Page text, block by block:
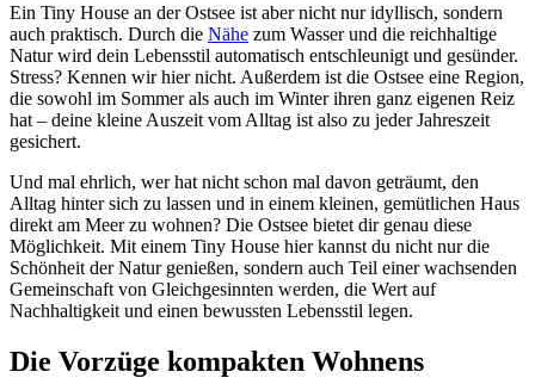
Ein Tiny House an der Ostsee ist aber nicht nur idyllisch, sondern
auch praktisch. Durch die Nähe zum Wasser und die reichhaltige
Natur wird dein Lebensstil automatisch entschleunigt und gesünder.
Stress? Kennen wir hier nicht. Außerdem ist die Ostsee eine Region,
die sowohl im Sommer als auch im Winter ihren ganz eigenen Reiz
hat – deine kleine Auszeit vom Alltag ist also zu jeder Jahreszeit
gesichert.
Und mal ehrlich, wer hat nicht schon mal davon geträumt, den
Alltag hinter sich zu lassen und in einem kleinen, gemütlichen Haus
direkt am Meer zu wohnen? Die Ostsee bietet dir genau diese
Möglichkeit. Mit einem Tiny House hier kannst du nicht nur die
Schönheit der Natur genießen, sondern auch Teil einer wachsenden
Gemeinschaft von Gleichgesinnten werden, die Wert auf
Nachhaltigkeit und einen bewussten Lebensstil legen.
Die Vorzüge kompakten Wohnens